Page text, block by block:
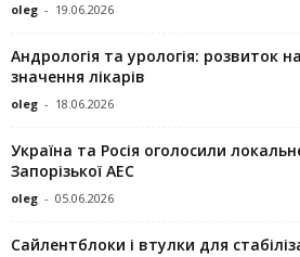
oleg - 19.06.2026
Андрологія та урологія: розвиток
значення лікарів
oleg - 18.06.2026
Україна та Росія оголосили
Запорізької АЕС
oleg - 05.06.2026
Сайлентблоки і втулки для